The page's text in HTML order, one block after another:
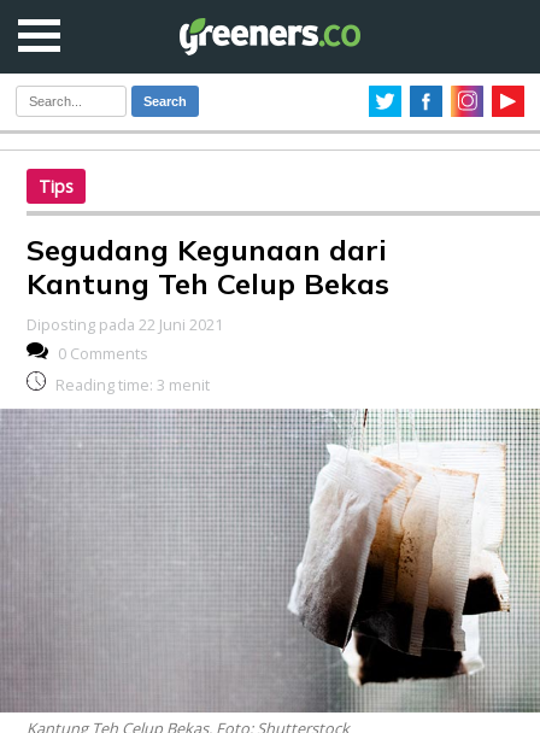
Search
Tips
Segudang Kegunaan dari
Kantung Teh Celup Bekas
Diposting pada 22 Juni 2021
0 Comments
Reading time: 3 menit
Kantung Teh Celup Bekas. Foto: Shutterstock